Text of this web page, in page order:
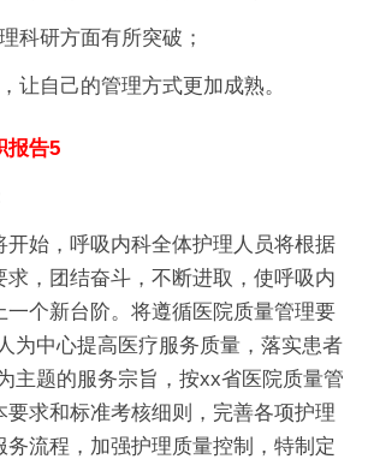
科研方面有所突破；
让自己的管理方式更加成熟。
报告5
开始，呼吸内科全体护理人员将根据
求，团结奋斗，不断进取，使呼吸内
一个新台阶。将遵循医院质量管理要
为中心提高医疗服务质量，落实患者
主题的服务宗旨，按xx省医院质量管
要求和标准考核细则，完善各项护理
务流程，加强护理质量控制，特制定